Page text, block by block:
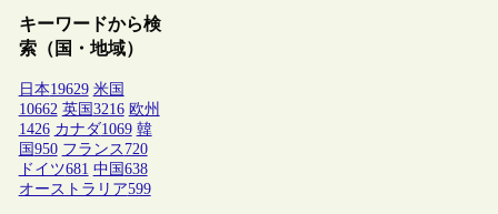
キーワードから検
索（国・地域）
日本19629 米国
10662 英国 3216 欧州
1426 カナダ1069 韓
国 950 フランス 720
ドイツ681 中国 638
オーストラリア599